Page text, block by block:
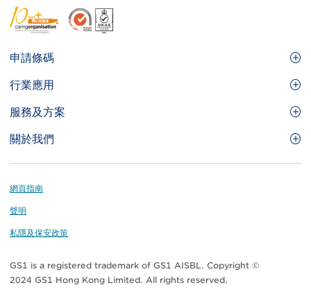
Footer
Site
Menu
申請條碼
GS1條碼
實用工具及資源
行業應用
食品及餐飲服務
運輸及物流
服務及方案
品牌保護
關於我們
關於香港貨品編碼協會
業界應用的標準
認識我們的團隊
刊物
聯絡我們
Footer
網頁指南
聲明
私隱及保安政策
GS1 is a registered trademark of GS1 AISBL. Copyright ©
2024 GS1 Hong Kong Limited. All rights reserved.